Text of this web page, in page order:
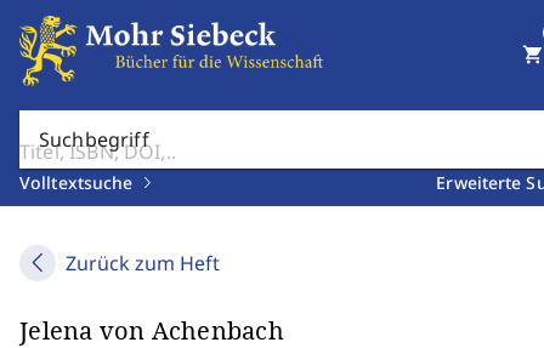
Suchbegriff
Volltextsuche Erweiterte
shopping_cart
Zurück zum Heft
Jelena von Achenbach